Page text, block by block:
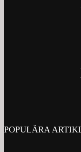
POPULÄRA